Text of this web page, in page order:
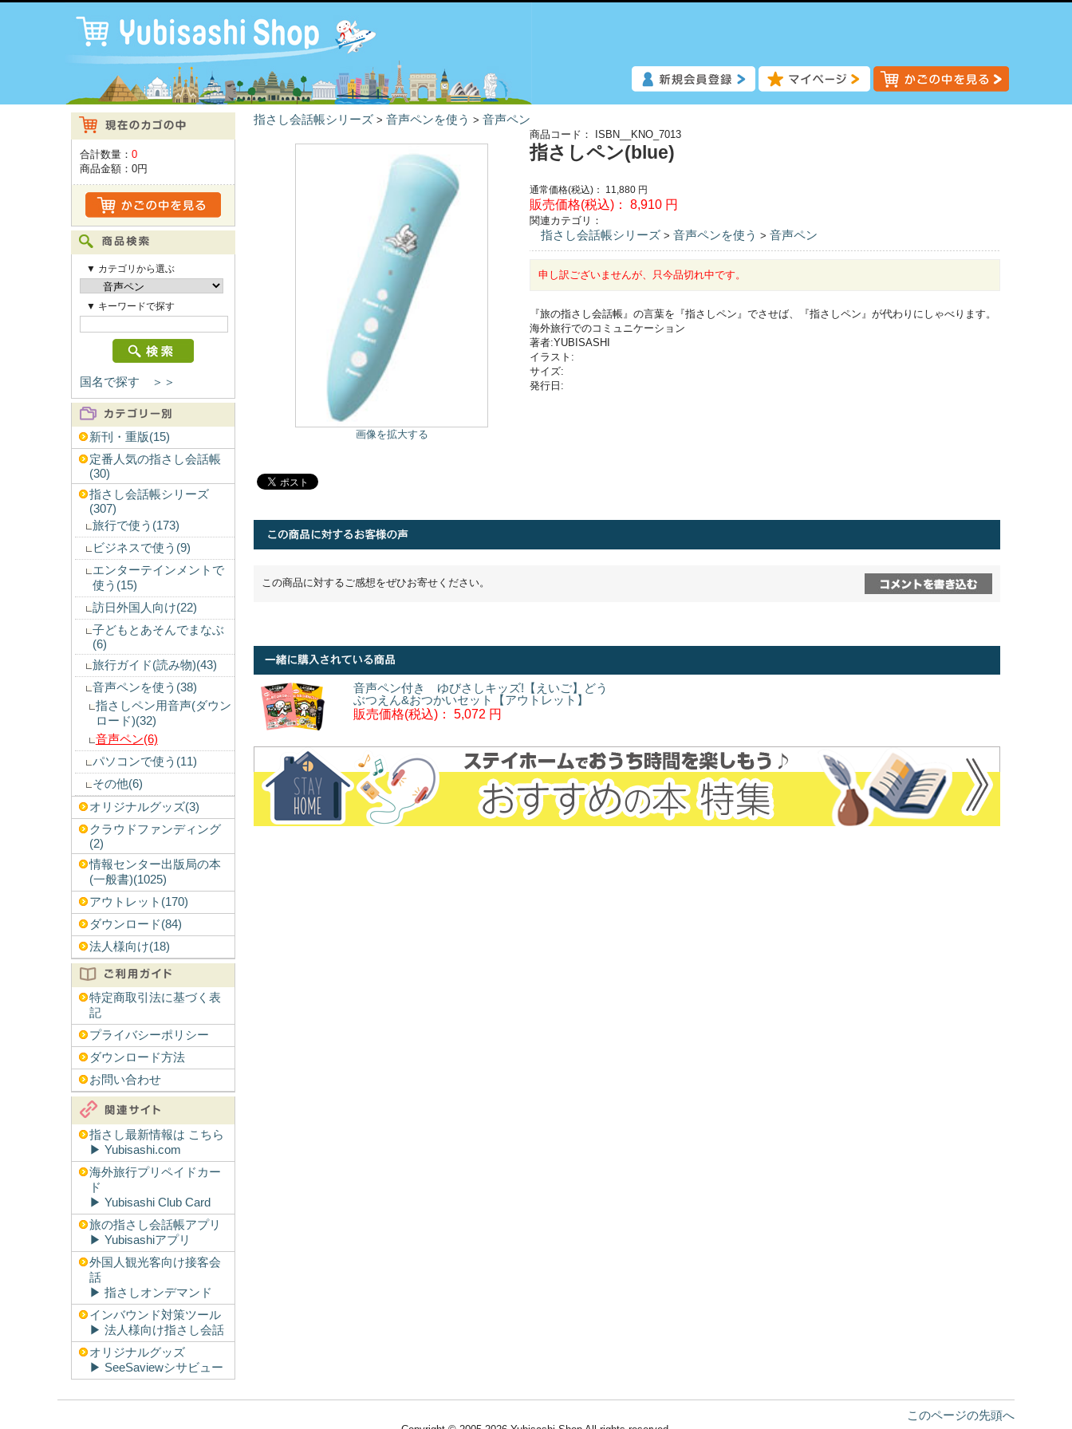
合計数量： 0
商品金額： 0円
▼ カテゴリから選ぶ
▼ キーワードで探す
国名で探す ＞＞
新刊・重版(15)
定番人気の指さし会話帳
(30)
指さし会話帳シリーズ
(307)
旅行で使う(173)
ビジネスで使う(9)
エンターテインメントで
使う(15)
訪日外国人向け(22)
子どもとあそんでまなぶ
(6)
旅行ガイド(読み物)(43)
音声ペンを使う(38)
指さしペン用音声(ダウン
ロード)(32)
音声ペン(6)
パソコンで使う(11)
その他(6)
オリジナルグッズ(3)
クラウドファンディング
(2)
情報センター出版局の本
(一般書)(1025)
アウトレット(170)
ダウンロード(84)
法人様向け(18)
特定商取引法に基づく表
記
プライバシーポリシー
ダウンロード方法
お問い合わせ
指さし最新情報は こちら
▶︎ Yubisashi.com
海外旅行プリペイドカー
ド
▶︎ Yubisashi Club Card
旅の指さし会話帳アプリ
▶︎ Yubisashiアプリ
外国人観光客向け接客会
話
▶︎ 指さしオンデマンド
インバウンド対策ツール
▶︎ 法人様向け指さし会話
オリジナルグッズ
▶︎ SeeSaviewシサビュー
指さし会話帳シリーズ > 音声ペンを使う > 音声ペン
画像を拡大する
商品コード： ISBN__KNO_7013
指さしペン(blue)
通常価格(税込)： 11,880 円
販売価格(税込)： 8,910 円
関連カテゴリ：
指さし会話帳シリーズ > 音声ペンを使う > 音声ペン
申し訳ございませんが、只今品切れ中です。
『旅の指さし会話帳』の言葉を『指さしペン』でさせば、『指さしペン』が代わりにしゃべります。
海外旅行でのコミュニケーション
著者:YUBISASHI
イラスト:
サイズ:
発行日:
この商品に対するご感想をぜひお寄せください。
音声ペン付き ゆびさしキッズ!【えいご】どう
ぶつえん&おつかいセット【アウトレット】
販売価格(税込)： 5,072 円
このページの先頭へ